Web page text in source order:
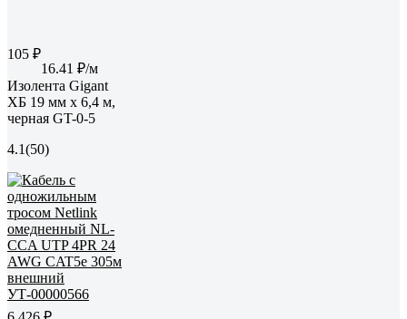
105 ₽
16.41 ₽/м
Изолента Gigant
ХБ 19 мм х 6,4 м,
черная GT-0-5
4.1(50)